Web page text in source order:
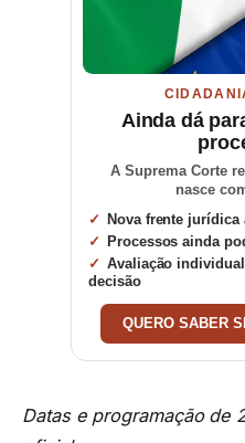
Ainda dá
A Suprema Corte
nasce
Nova frente jurídica
Processos ainda
Avaliação
decisão
QUERO SABER
Datas e programação de